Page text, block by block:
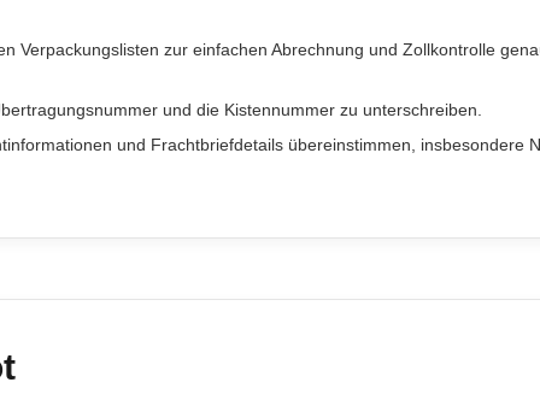
Verpackungslisten zur einfachen Abrechnung und Zollkontrolle
und die Kistennummer zu unterschreiben.
und Frachtbriefdetails übereinstimmen, insbesondere